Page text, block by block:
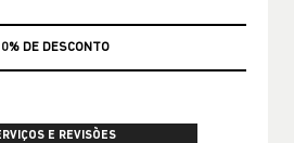
MÃO DE OBRA
E REVISÕES